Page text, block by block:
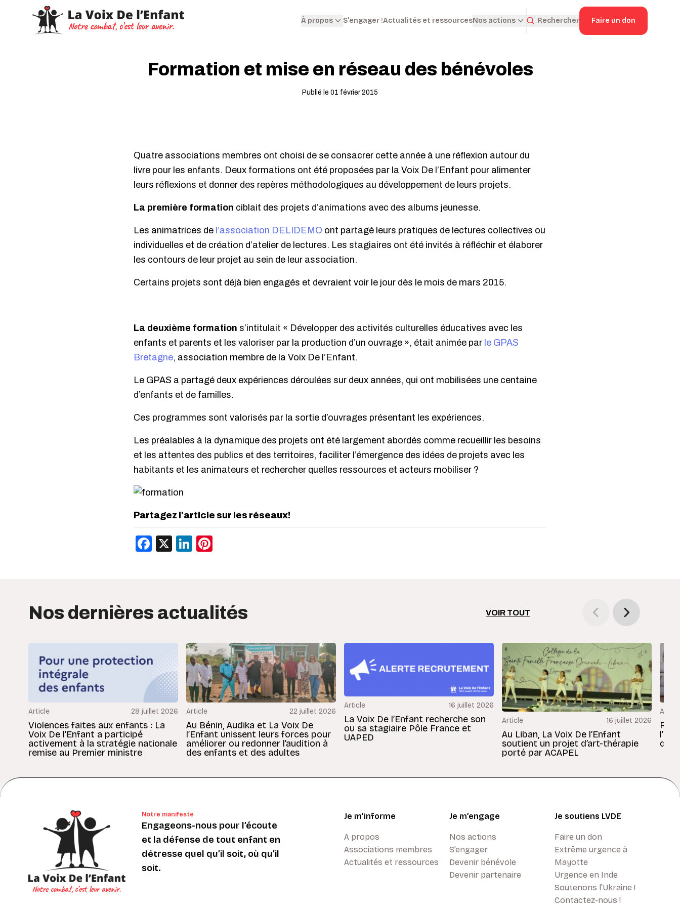
À propos S'engager !Actualités et ressourcesNos actions Rechercher Faire un don
Formation et mise en réseau des bénévoles
Publié le 01 février 2015
Quatre associations membres ont choisi de se consacrer cette année à une réflexion autour du
livre pour les enfants. Deux formations ont été proposées par la Voix De l’Enfant pour alimenter
leurs réflexions et donner des repères méthodologiques au développement de leurs projets.
La première formation ciblait des projets d’animations avec des albums jeunesse.
Les animatrices de l’association DELIDEMO ont partagé leurs pratiques de lectures collectives ou
individuelles et de création d’atelier de lectures. Les stagiaires ont été invités à réfléchir et élaborer
les contours de leur projet au sein de leur association.
Certains projets sont déjà bien engagés et devraient voir le jour dès le mois de mars 2015.
La deuxième formation s’intitulait « Développer des activités culturelles éducatives avec les
enfants et parents et les valoriser par la production d’un ouvrage », était animée par le GPAS
Bretagne, association membre de la Voix De l’Enfant.
Le GPAS a partagé deux expériences déroulées sur deux années, qui ont mobilisées une centaine
d’enfants et de familles.
Ces programmes sont valorisés par la sortie d’ouvrages présentant les expériences.
Les préalables à la dynamique des projets ont été largement abordés comme recueillir les besoins
et les attentes des publics et des territoires, faciliter l’émergence des idées de projets avec les
habitants et les animateurs et rechercher quelles ressources et acteurs mobiliser ?
Partagez l'article sur les réseaux!
Facebook
X LinkedIn
Nos dernières actualités VOIR TOUT
Article 28 juillet 2026
Violences faites aux enfants : La
Voix De l’Enfant a participé
activement à la stratégie nationale
remise au Premier ministre
Article 22 juillet 2026
Au Bénin, Audika et La Voix De
l’Enfant unissent leurs forces pour
améliorer ou redonner l’audition à
des enfants et des adultes
Article 16 juillet 2026
La Voix De l’Enfant recherche son
ou sa stagiaire Pôle France et
UAPED
Article 16 juillet 2026
Au Liban, La Voix De l’Enfant
soutient un projet d’art-thérapie
porté par ACAPEL
Notre manifeste
Engageons-nous pour l’écoute
et la défense de tout enfant en
détresse quel qu’il soit, où qu’il
soit.
Je m’informe
A propos
Associations membres
Actualités et ressources
Je m’engage
Nos actions
S’engager
Devenir bénévole
Devenir partenaire
Je soutiens LVDE
Faire un don
Extrême urgence à
Mayotte
Urgence en Inde
Soutenons l'Ukraine !
Contactez-nous !